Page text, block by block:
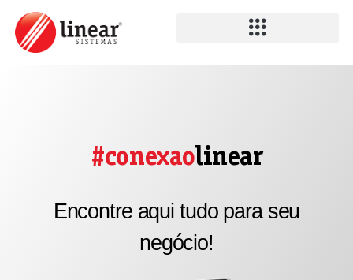
#conexaolinear
Encontre aqui tudo para seu
negócio!